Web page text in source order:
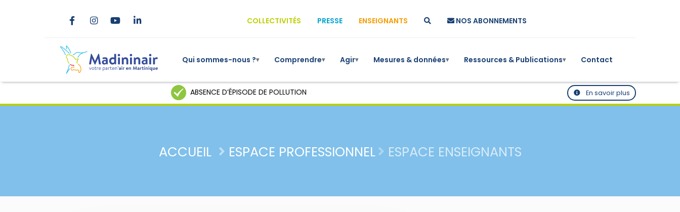
COLLECTIVITÉS PRESSE ENSEIGNANTS NOS ABONNEMENTS
Qui sommes-nous ?▾ Comprendre▾ Agir▾ Mesures & données▾ Ressources & Publications▾ Contact
ABSENCE D’ÉPISODE DE POLLUTION En savoir plus
ACCUEIL ESPACE PROFESSIONNEL ESPACE ENSEIGNANTS